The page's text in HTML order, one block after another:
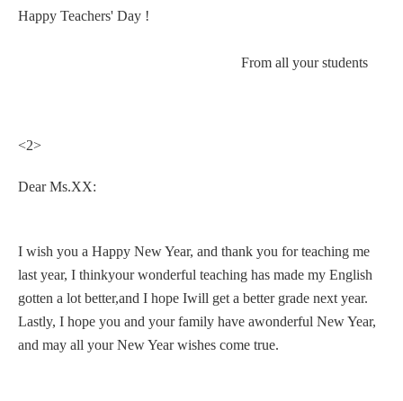
Happy Teachers' Day !
From all your students
<2>
Dear Ms.XX:
I wish you a Happy New Year, and thank you for teaching me
last year, I thinkyour wonderful teaching has made my English
gotten a lot better,and I hope Iwill get a better grade next year.
Lastly, I hope you and your family have awonderful New Year,
and may all your New Year wishes come true.